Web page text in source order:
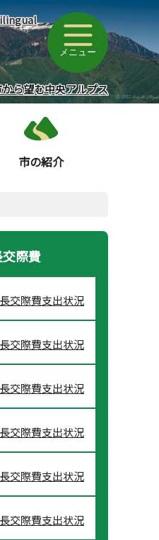
メニュー
ら望む中央アルプス
市の紹介
際費
交際費支出状況
交際費支出状況
交際費支出状況
交際費支出状況
交際費支出状況
交際費支出状況